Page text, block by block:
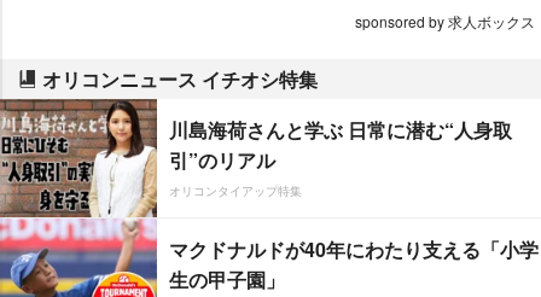
sponsored by 求人ボックス
オリコンニュース イチオシ特集
川島海荷さんと学ぶ 日常に潜む“人身取
引”のリアル
オリコンタイアップ特集
マクドナルドが40年にわたり支える「小学
生の甲子園」